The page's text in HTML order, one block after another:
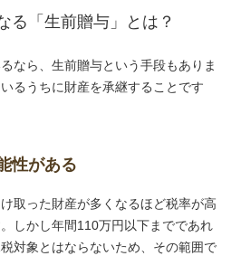
る「生前贈与」とは？
なら、生前贈与という手段もありま
るうちに財産を承継することです
性がある
取った財産が多くなるほど税率が高
しかし年間110万円以下までであれ
対象とはならないため、その範囲で